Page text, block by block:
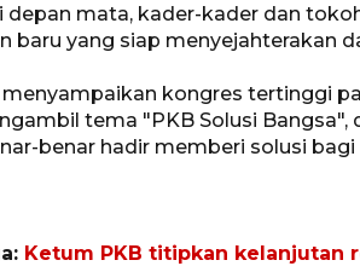
depan mata, kader-kader dan
baru yang siap menyejahterakan
kongres tertinggi
tema "PKB Solusi Bangsa",
benar hadir memberi solusi bagi
Ketum PKB titipkan kelanjutan